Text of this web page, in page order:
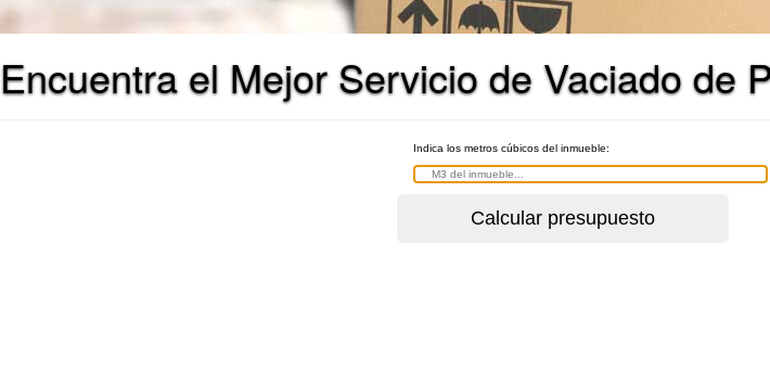
Encuentra el Mejor Servicio de Vaciado de
Indica los metros cúbicos del inmueble: